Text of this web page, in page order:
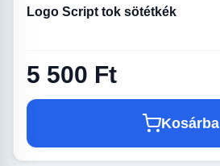
Logo Script tok sötétkék
5 500 Ft
Kosárba